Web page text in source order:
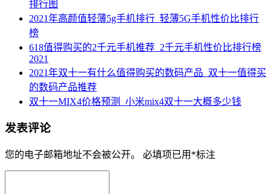
排行图
2021年高颜值轻薄5g手机排行_轻薄5G手机性价比排行
榜
618值得购买的2千元手机推荐_2千元手机性价比排行榜
2021
2021年双十一有什么值得购买的数码产品_双十一值得买
的数码产品推荐
双十一MIX4价格预测_小米mix4双十一大概多少钱
发表评论
您的电子邮箱地址不会被公开。 必填项已用 *标注